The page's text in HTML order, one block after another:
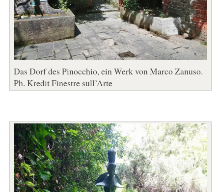
Das Dorf des Pinocchio, ein Werk von Marco Zanuso.
Ph. Kredit Finestre sull’Arte